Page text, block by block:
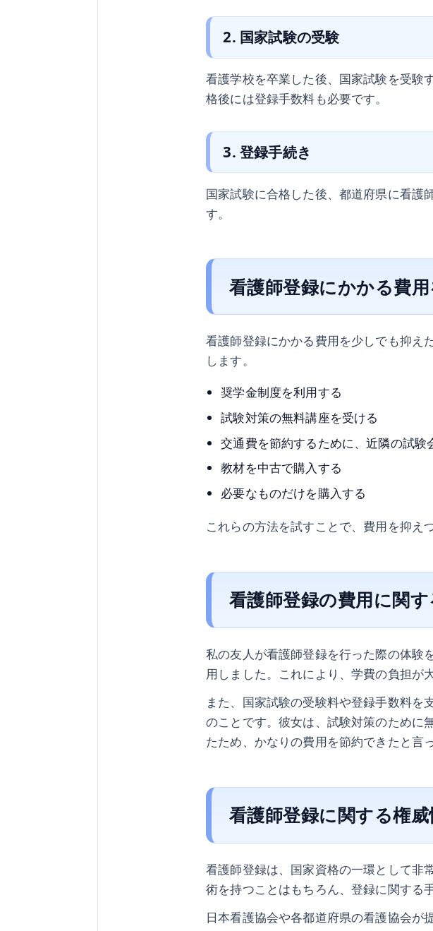
2. 国家試験の受験
看護学校を卒業した後、国家試験を受験
格後には登録手数料も必要です。
3. 登録手続き
国家試験に合格した後、都道府県に看護
す。
看護師登録にかかる費
看護師登録にかかる費用を少しでも抑え
します。
奨学金制度を利用する
試験対策の無料講座を受ける
交通費を節約するために、近隣の試験
教材を中古で購入する
必要なものだけを購入する
これらの方法を試すことで、費用を抑え
看護師登録の費用に関
私の友人が看護師登録を行った際の体験
用しました。これにより、学費の負担が
また、国家試験の受験料や登録手数料を
のことです。彼女は、試験対策のために
たため、かなりの費用を節約できたと言
看護師登録に関する権
看護師登録は、国家資格の一環として非
術を持つことはもちろん、登録に関する
日本看護協会や各都道府県の看護協会が